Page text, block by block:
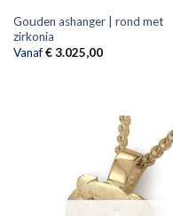
Gouden ashanger | rond met
zirkonia
Vanaf€3.025,00